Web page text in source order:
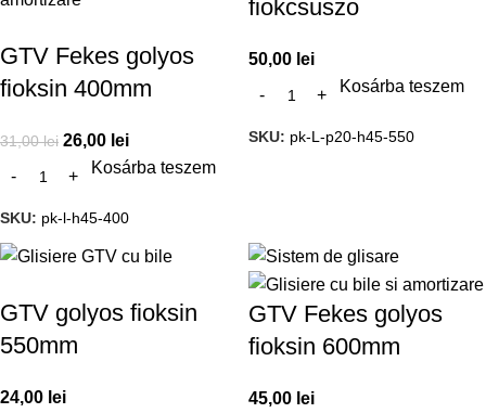
GTV Fekes golyos
fioksin 400mm
31,00lei 26,00 lei
Kosárba teszem
SKU: pk-l-h45-400
fiokcsuszo
50,00 lei
Kosárba teszem
SKU: pk-L-p20-h45-550
GTV golyos fioksin
550mm
24,00 lei
GTV Fekes golyos
fioksin 600mm
45,00 lei